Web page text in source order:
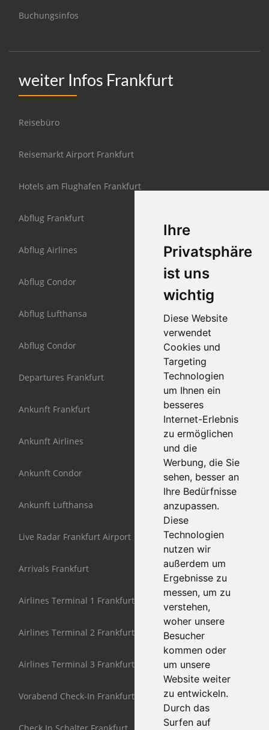
Ihre
Privatsphäre
ist uns
wichtig
Diese Website
verwendet
Cookies und
Targeting
Technologien
um Ihnen ein
besseres
Internet-Erlebnis
zu ermöglichen
und die
Werbung, die Sie
sehen, besser an
Ihre Bedürfnisse
anzupassen.
Diese
Technologien
nutzen wir
außerdem um
Ergebnisse zu
messen, um zu
verstehen,
woher unsere
Besucher
kommen oder
um unsere
Website weiter
zu entwickeln.
Durch das
Surfen auf
Buchungsinfos
weiter Infos Frankfurt
Reisebüro
Reisemarkt Airport Frankfurt
Hotels am Flughafen Frankfurt
Abflug Frankfurt
Abflug Airlines
Abflug Condor
Abflug Lufthansa
Abflug Condor
Departures Frankfurt
Ankunft Frankfurt
Ankunft Airlines
Ankunft Condor
Ankunft Lufthansa
Live Radar Frankfurt Airport
Arrivals Frankfurt
Airlines Terminal 1 Frankfurt
Airlines Terminal 2 Frankfurt
Airlines Terminal 3 Frankfurt
Vorabend Check-In Frankfurt
Check In Schalter Frankfurt